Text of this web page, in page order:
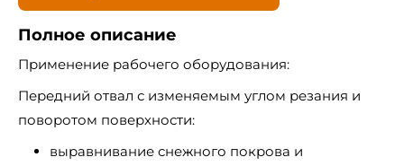
Полное описание
Применение рабочего оборудования:
Передний отвал с изменяемым углом резания и
поворотом поверхности:
выравнивание снежного покрова и